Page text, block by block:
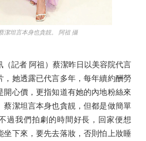
潔坦言本身也貪靚。 阿祖 攝
記者 阿祖）蔡潔昨日以美容院代言
，她透露已代言多年，每年續約酬勞
開心價，更指知道有她的內地粉絲來
蔡潔坦言本身也貪靚，但都是做簡單
過我們拍劇的時間好長，回家便想
坐下來，要先去落妝，否則怕上妝睡